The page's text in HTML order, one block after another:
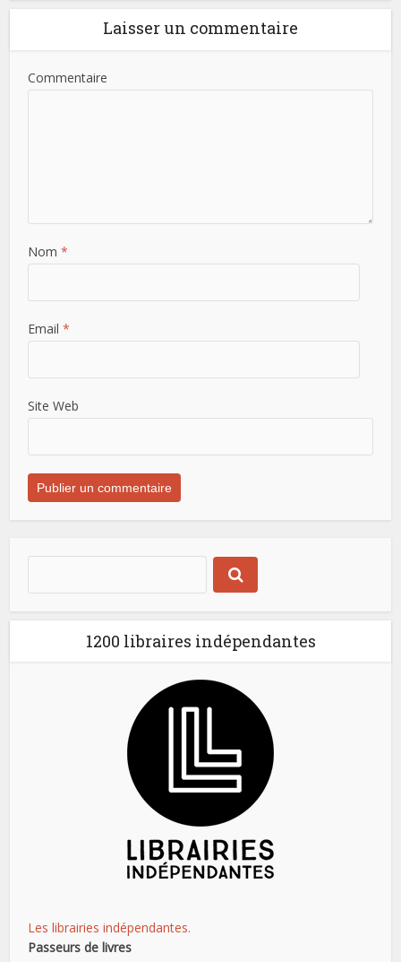
Laisser un commentaire
Commentaire
Nom *
Email *
Site Web
1200 libraires indépendantes
Les librairies indépendantes.
Passeurs de livres